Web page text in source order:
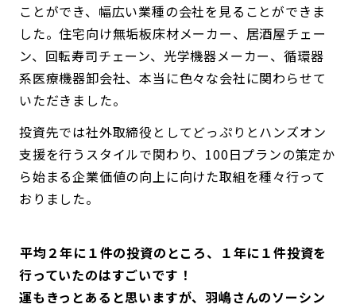
ことができ、幅広い業種の会社を見ることができま
した。住宅向け無垢板床材メーカー、居酒屋チェー
ン、回転寿司チェーン、光学機器メーカー、循環器
系医療機器卸会社、本当に色々な会社に関わらせて
いただきました。
投資先では社外取締役としてどっぷりとハンズオン
支援を行うスタイルで関わり、100日プランの策定か
ら始まる企業価値の向上に向けた取組を種々行って
おりました。
――平均２年に１件の投資のところ、１年に１件投資を
行っていたのはすごいです！
運もきっとあると思いますが、羽嶋さんのソーシン